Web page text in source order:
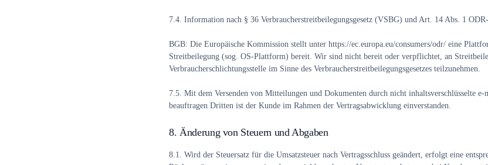
7.4. Information nach § 36 Verbraucherstreitbeilegungsgesetz (VSBG) und Art. 14 Abs. 1
BGB: Die Europäische Kommission stellt unter https://ec.europa.eu/consumers/odr/ eine
Streitbeilegung (sog. OS-Plattform) bereit. Wir sind nicht bereit oder verpflichtet, an
Verbraucherschlichtungsstelle im Sinne des Verbraucherstreitbeilegungsgesetzes teilzunehmen.
7.5. Mit dem Versenden von Mitteilungen und Dokumenten durch nicht inhaltsverschlüsselte
beauftragen Dritten ist der Kunde im Rahmen der Vertragsabwicklung einverstanden.
8. Änderung von Steuern und Abgaben
8.1. Wird der Steuersatz für die Umsatzsteuer nach Vertragsschluss geändert, erfolgt eine